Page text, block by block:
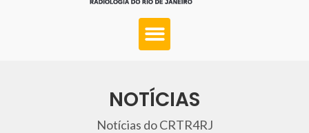
NOTÍCIAS
Notícias do CRTR4RJ